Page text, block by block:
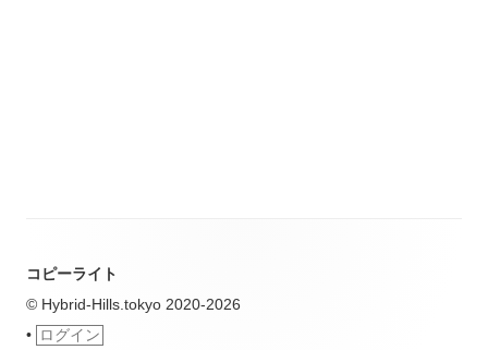
コピーライト
© Hybrid-Hills.tokyo 2020-2026
• ログイン